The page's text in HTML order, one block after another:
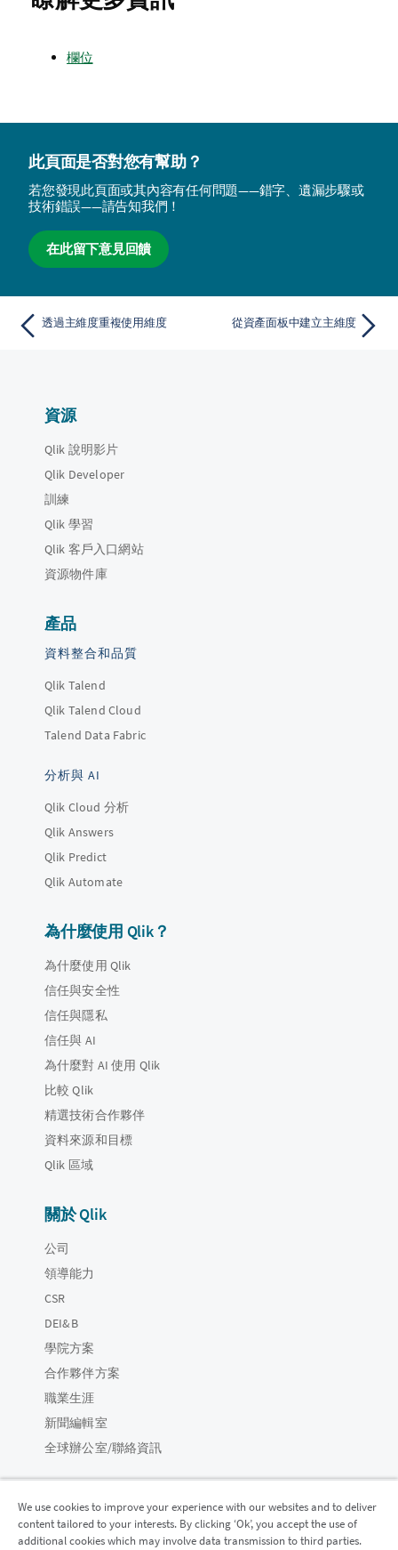
欄位
此頁面是否對您有幫助？
若您發現此頁面或其內容有任何問題——錯字、遺漏步驟或
技術錯誤——請告知我們！
在此留下意見回饋
透過主維度重複使用維度 從資產面板中建立主維度
資源
Qlik 說明影片
Qlik Developer
訓練
Qlik 學習
Qlik 客戶入口網站
資源物件庫
產品
資料整合和品質
Qlik Talend
Qlik Talend Cloud
Talend Data Fabric
分析與 AI
Qlik Cloud 分析
Qlik Answers
Qlik Predict
Qlik Automate
為什麼使用 Qlik？
為什麼使用 Qlik
信任與安全性
信任與隱私
信任與 AI
為什麼對 AI 使用 Qlik
比較 Qlik
精選技術合作夥伴
資料來源和目標
Qlik 區域
關於 Qlik
公司
領導能力
CSR
DEI&B
學院方案
合作夥伴方案
職業生涯
新聞編輯室
全球辦公室/聯絡資訊
Qlik 社群
We use cookies to improve your experience with our websites and to deliver
content tailored to your interests. By clicking ‘Ok’, you accept the use of
additional cookies which may involve data transmission to third parties.